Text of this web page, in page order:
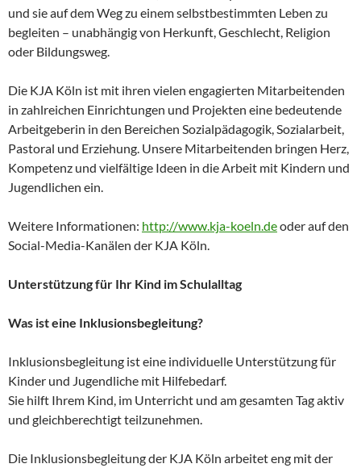
und sie auf dem Weg zu einem selbstbestimmten Leben zu
begleiten – unabhängig von Herkunft, Geschlecht, Religion
oder Bildungsweg.
Die KJA Köln ist mit ihren vielen engagierten Mitarbeitenden
in zahlreichen Einrichtungen und Projekten eine bedeutende
Arbeitgeberin in den Bereichen Sozialpädagogik, Sozialarbeit,
Pastoral und Erziehung. Unsere Mitarbeitenden bringen Herz,
Kompetenz und vielfältige Ideen in die Arbeit mit Kindern und
Jugendlichen ein.
Weitere Informationen: http://www.kja-koeln.deoder auf den
Social-Media-Kanälen der KJA Köln.
Unterstützung für Ihr Kind im Schulalltag
Was ist eine Inklusionsbegleitung?
Inklusionsbegleitung ist eine individuelle Unterstützung für
Kinder und Jugendliche mit Hilfebedarf.
Sie hilft Ihrem Kind, im Unterricht und am gesamten Tag aktiv
und gleichberechtigt teilzunehmen.
Die Inklusionsbegleitung der KJA Köln arbeitet eng mit der